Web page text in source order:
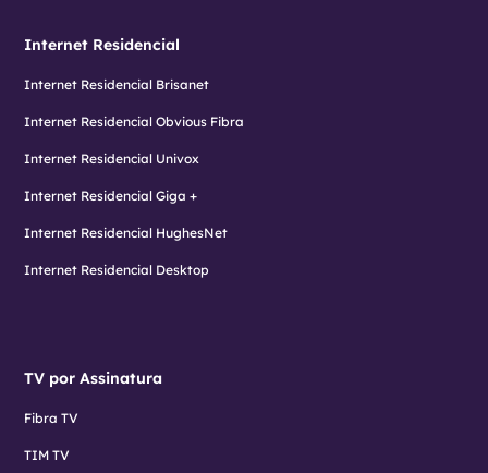
Internet Residencial
Internet Residencial Brisanet
Internet Residencial Obvious Fibra
Internet Residencial Univox
Internet Residencial Giga +
Internet Residencial HughesNet
Internet Residencial Desktop
TV por Assinatura
Fibra TV
TIM TV